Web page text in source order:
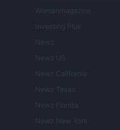
Womanmagazine
Investing Plus
Newz
Newz US
Newz California
Newz Texas
Newz Florida
Newz New York